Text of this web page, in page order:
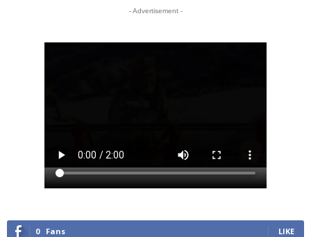
- Advertisement -
0 Fans LIKE